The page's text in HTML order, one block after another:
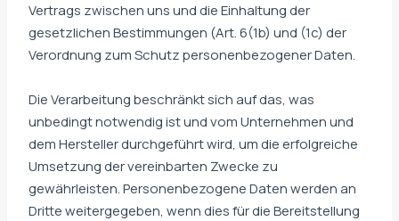
Vertrags zwischen uns und die Einhaltung der
gesetzlichen Bestimmungen (Art. 6(1b) und (1c) der
Verordnung zum Schutz personenbezogener Daten.
Die Verarbeitung beschränkt sich auf das, was
unbedingt notwendig ist und vom Unternehmen und
dem Hersteller durchgeführt wird, um die erfolgreiche
Umsetzung der vereinbarten Zwecke zu
gewährleisten. Personenbezogene Daten werden an
Dritte weitergegeben, wenn dies für die Bereitstellung